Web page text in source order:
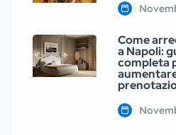
Come
a Napoli:
completa